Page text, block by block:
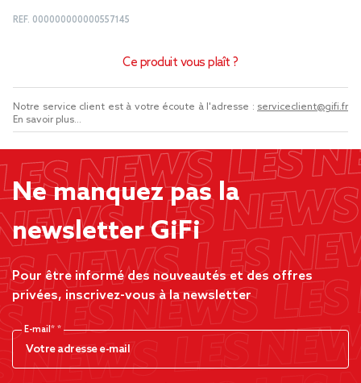
REF. 000000000000557145
Ce produit vous plaît ?
Notre service client est à votre écoute à l'adresse : serviceclient@gifi.fr
En savoir plus...
Ne manquez pas la
newsletter GiFi
Pour être informé des nouveautés et des offres
privées, inscrivez-vous à la newsletter
E-mail*